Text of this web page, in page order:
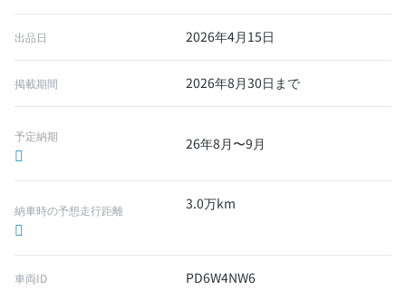
出品日 2026年4月15日
掲載期間 2026年8月30日まで
予定納期 26年8月〜9月
納車時の予想走行距離 3.0万km
車両ID PD6W4NW6